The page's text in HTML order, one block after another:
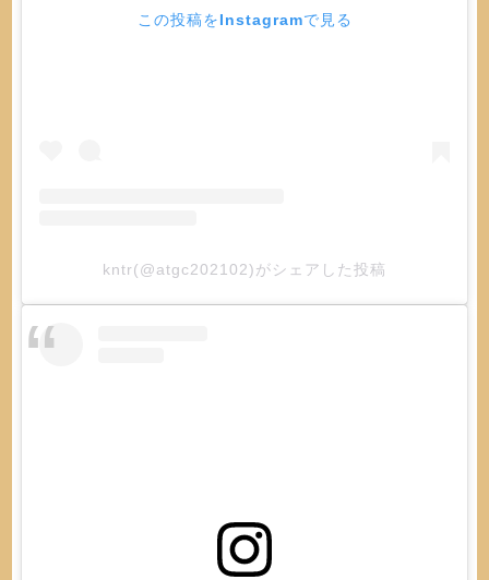
この投稿をInstagramで見る
kntr(@atgc202102)がシェアした投稿